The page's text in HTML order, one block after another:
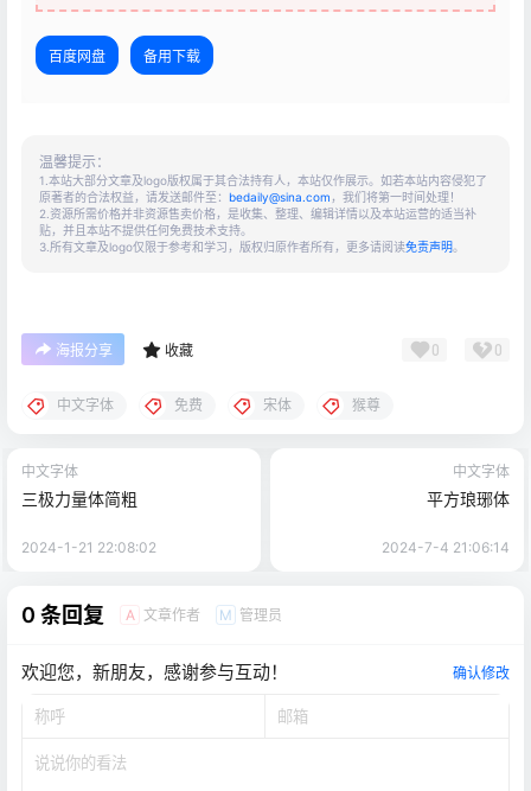
百度网盘 备用下载
温馨提示：
1.本站大部分文章及logo版权属于其合法持有人，本站仅作展示。如若本站内容侵犯了
原著者的合法权益，请发送邮件至： bedaily@sina.com ，我们将第一时间处理！
2.资源所需价格并非资源售卖价格，是收集、整理、编辑详情以及本站运营的适当补
贴，并且本站不提供任何免费技术支持。
3.所有文章及logo仅限于参考和学习，版权归原作者所有，更多请阅读免责声明。
海报分享 收藏 0 0
中文字体 免费 宋体 猴尊
中文字体
三极力量体简粗
2024-1-21 22:08:02
中文字体
平方琅琊体
2024-7-4 21:06:14
0 条回复 A 文章作者 M 管理员
欢迎您，新朋友，感谢参与互动！ 确认修改